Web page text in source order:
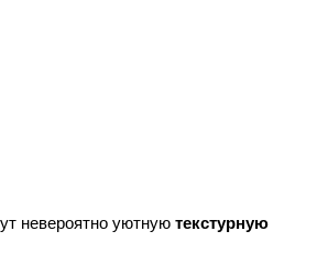
невероятно уютную текстурную